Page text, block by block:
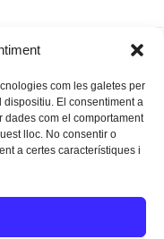
com les galetes per
El consentiment a
dades com el comportament
lloc. No consentir o
a certes característiques i
next